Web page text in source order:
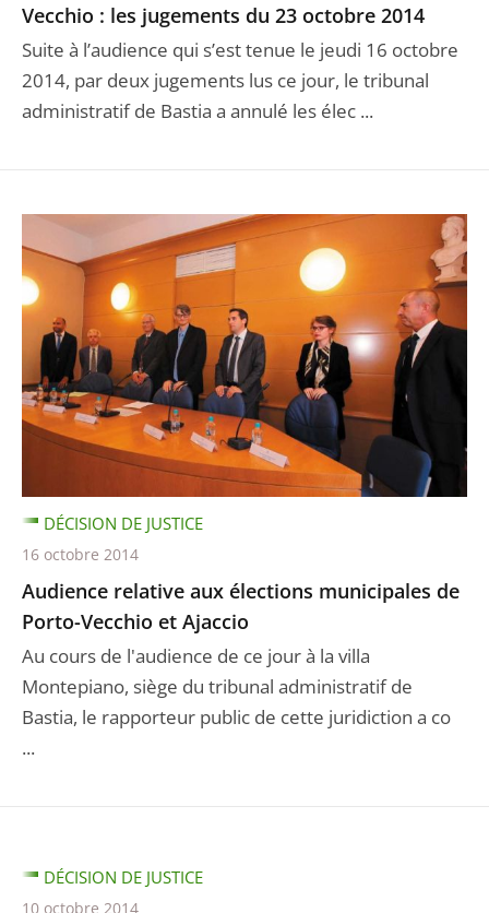
Vecchio : les jugements du 23 octobre 2014
Suite à l’audience qui s’est tenue le jeudi 16 octobre
2014, par deux jugements lus ce jour, le tribunal
administratif de Bastia a annulé les élec ...
Audience relative aux élections municipales de
Porto-Vecchio et Ajaccio
Au cours de l'audience de ce jour à la villa
Montepiano, siège du tribunal administratif de
Bastia, le rapporteur public de cette juridiction a co
...
DÉCISION DE JUSTICE
16 octobre 2014
DÉCISION DE JUSTICE
10 octobre 2014